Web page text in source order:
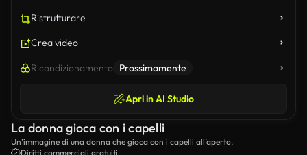
Ristrutturare
Crea video
Ricondizionamento Prossimamente
Apri in AI Studio
La donna gioca con i capelli
Un’immagine di una donna che gioca con i capelli all’aperto.
Diritti commerciali gratuiti